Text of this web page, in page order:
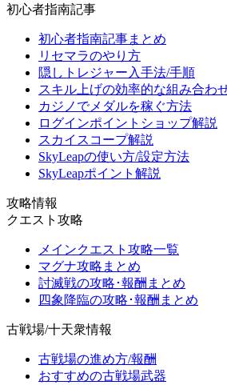
初心者指南記事
初心者指南記事まとめ
リセマラのやり方
隠しトレジャー入手法/手順
スキル上げの効率的な組み合わ
カジノでメダルを稼ぐ方法
ログインポイントショップ解説
スカイスコープ解説
SkyLeapの使い方/設定方法
SkyLeapポイント解説
攻略情報
クエスト攻略
メインクエスト攻略一覧
マグナ攻略まとめ
討滅戦の攻略･報酬まとめ
四象降臨の攻略･報酬まとめ
古戦場/十天衆情報
古戦場の進め方/報酬
おすすめの古戦場武器